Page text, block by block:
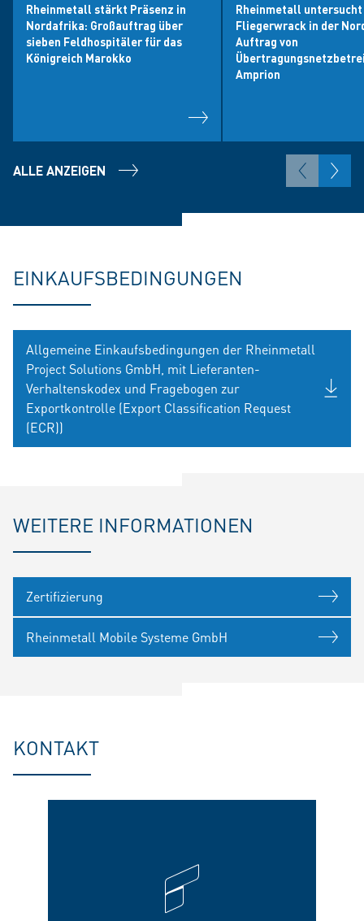
Rheinmetall stärkt Präsenz in
Nordafrika: Großauftrag über
sieben Feldhospitäler für das
Königreich Marokko
Rheinmetall
Fliegerwrack in der
Auftrag von
Amprion
ALLE ANZEIGEN
EINKAUFSBEDINGUNGEN
Allgemeine Einkaufsbedingungen der Rheinmetall
Project Solutions GmbH, mit Lieferanten-
Verhaltenskodex und Fragebogen zur
Exportkontrolle (Export Classification Request
(ECR))
WEITERE INFORMATIONEN
Zertifizierung
Rheinmetall Mobile Systeme GmbH
KONTAKT